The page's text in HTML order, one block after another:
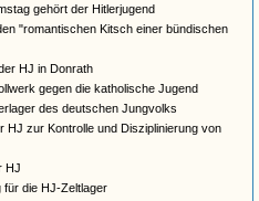
gehört der Hitlerjugend
"romantischen Kitsch einer bündischen
HJ in Donrath
gegen die katholische Jugend
des deutschen Jungvolks
HJ zur Kontrolle und Disziplinierung von
HJ
für die HJ-Zeltlager